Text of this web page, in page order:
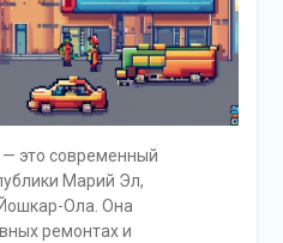
— это современный
Марий Эл,
Ола. Она
ремонтах и